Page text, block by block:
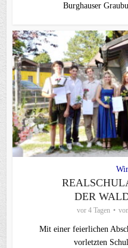
Burghauser
DER
vor 4 Tagen von
Mit einer feierlichen
vorletzten